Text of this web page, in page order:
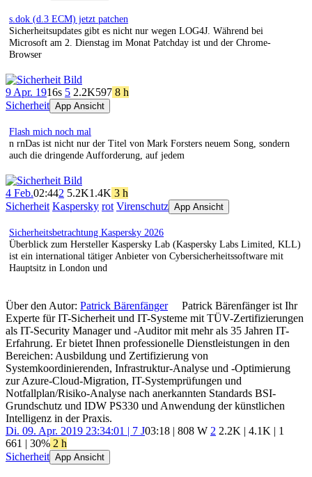
s.dok (d.3 ECM) jetzt patchen
Sicherheitsupdates gibt es nicht nur wegen LOG4J. Während bei
Microsoft am 2. Dienstag im Monat Patchday ist und der Chrome-
Browser
9 Apr. 1916s 5 2.2K597 8 h
Sicherheit App Ansicht
Flash mich noch mal
n rnDas ist nicht nur der Titel von Mark Forsters neuem Song, sondern
auch die dringende Aufforderung, auf jedem
4 Feb.02:442 5.2K1.4K 3 h
Sicherheit Kaspersky rot Virenschutz App Ansicht
Sicherheitsbetrachtung Kaspersky 2026
Überblick zum Hersteller Kaspersky Lab (Kaspersky Labs Limited, KLL)
ist ein international tätiger Anbieter von Cybersicherheitssoftware mit
Hauptsitz in London und
Über den Autor: Patrick Bärenfänger
Patrick Bärenfänger ist Ihr
Experte für IT-Sicherheit und IT-Systeme mit TÜV-Zertifizierungen
als IT-Security Manager und -Auditor mit mehr als 35 Jahren IT-
Erfahrung. Er bietet Ihnen professionelle Dienstleistungen in den
Bereichen: Ausbildung und Zertifizierung von
Systemkoordinierenden, Infrastruktur-Analyse und -Optimierung
zur Azure-Cloud-Migration, IT-Systemprüfungen und
Notfallplan/Risiko-Analyse nach anerkannten Standards BSI-
Grundschutz und IDW PS330 und Anwendung der künstlichen
Intelligenz in der Praxis.
Di. 09. Apr. 2019 23:34:01 | 7 J03:18 | 808 W 2 2.2K | 4.1K | 1
661 | 30% 2 h
Sicherheit App Ansicht